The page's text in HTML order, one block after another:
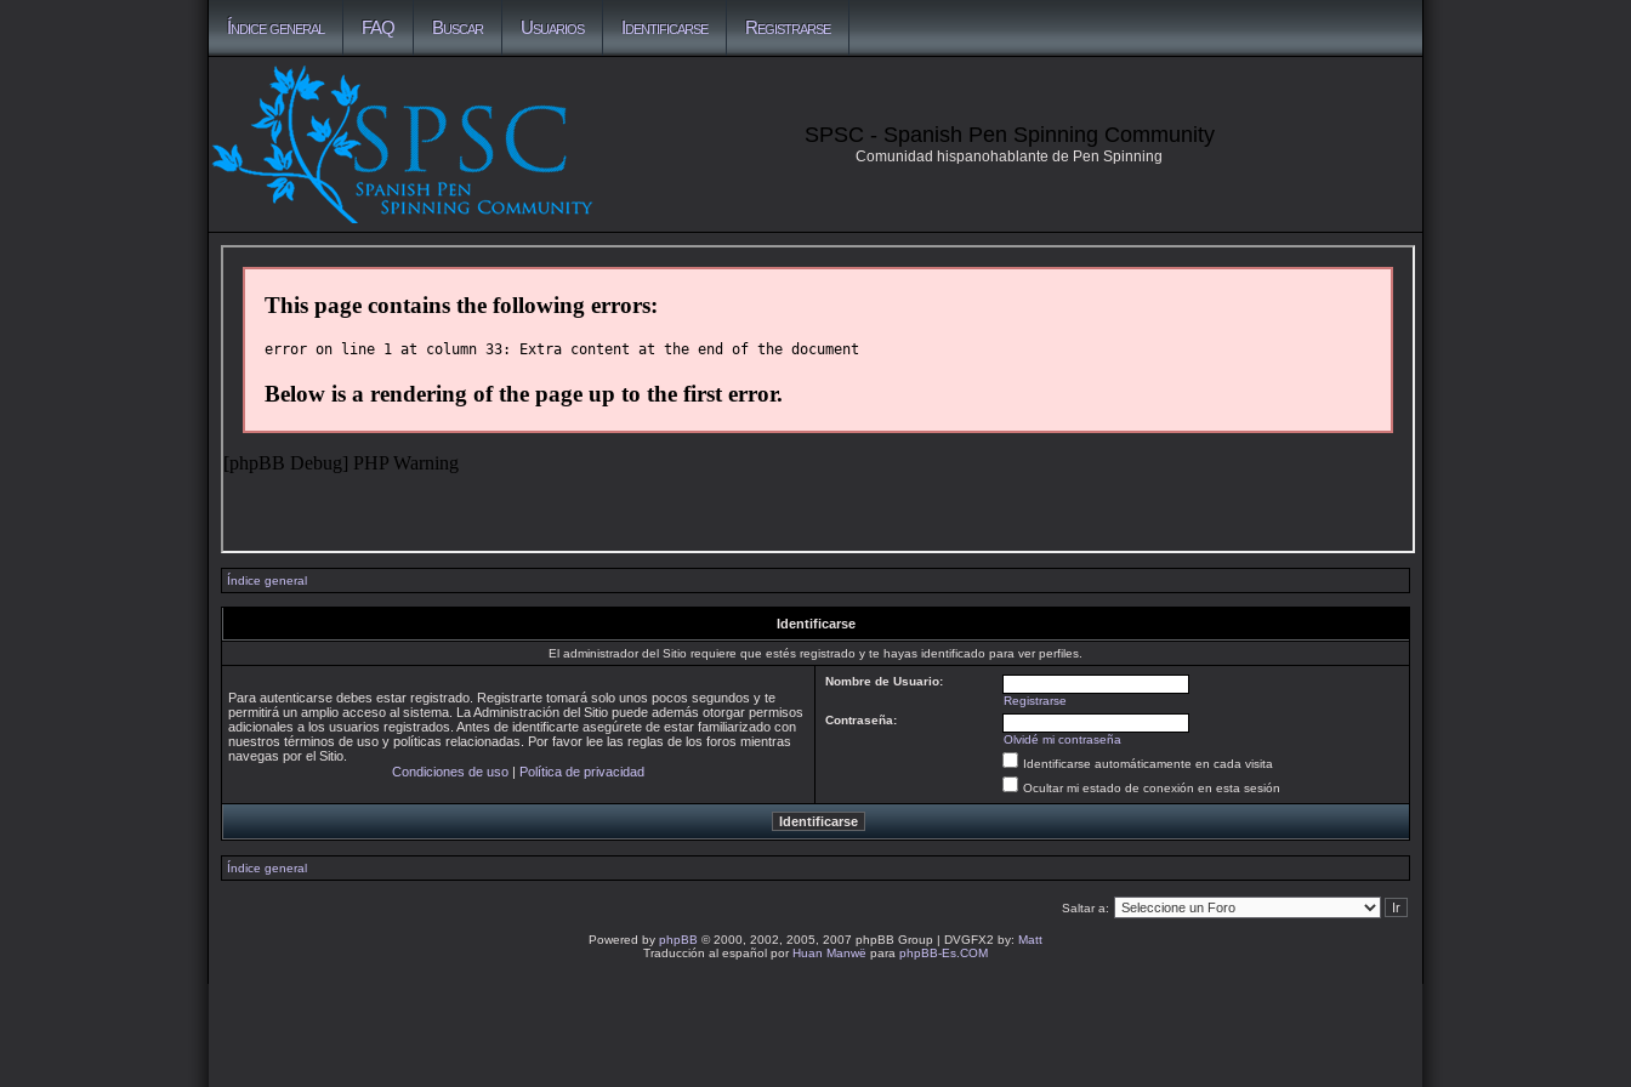
Índice general FAQ Buscar Usuarios Identificarse Registrarse
SPSC - Spanish Pen Spinning Community
Comunidad hispanohablante de Pen Spinning
Índice general
Identificarse
El administrador del Sitio requiere que estés registrado y te hayas identificado para ver perfiles.
Para autenticarse debes estar registrado. Registrarte tomará solo unos pocos segundos y te
permitirá un amplio acceso al sistema. La Administración del Sitio puede además otorgar permisos
adicionales a los usuarios registrados. Antes de identificarte asegúrete de estar familiarizado con
nuestros términos de uso y políticas relacionadas. Por favor lee las reglas de los foros mientras
navegas por el Sitio.
Condiciones de uso | Política de privacidad
Nombre de Usuario:
Registrarse
Contraseña:
Olvidé mi contraseña
Identificarse automáticamente en cada visita
Ocultar mi estado de conexión en esta sesión
Índice general
Saltar a:
Powered by phpBB © 2000, 2002, 2005, 2007 phpBB Group | DVGFX2 by: Matt
Traducción al español porHuan Manwë para phpBB-Es.COM